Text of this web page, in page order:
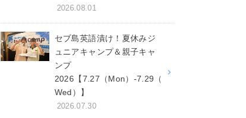
2026.08.01
セブ島英語漬け！夏休みジ
ュニアキャンプ＆親子キャ
ンプ
2026【7.27（Mon）-7.29（
Wed）】
2026.07.30